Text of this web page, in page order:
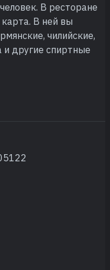
В ресторане
В ней вы
чилийские,
и другие спиртные